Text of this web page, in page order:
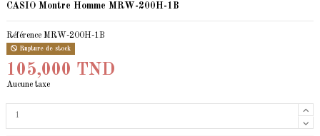
CASIO Montre Homme MRW-200H-1B
Référence MRW-200H-1B
Rupture de stock
105,000 TND
Aucune taxe